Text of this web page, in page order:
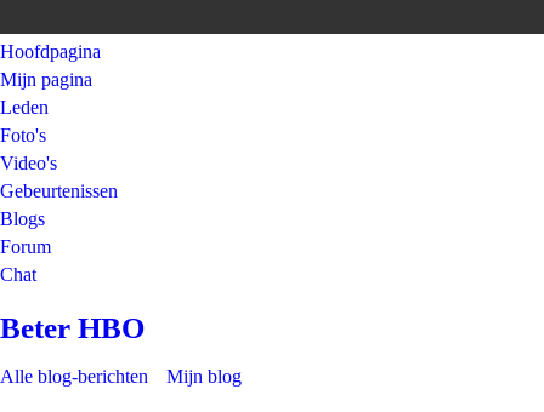
Hoofdpagina
Mijn pagina
Leden
Foto's
Video's
Gebeurtenissen
Blogs
Forum
Chat
Beter HBO
Alle blog-berichten Mijn blog